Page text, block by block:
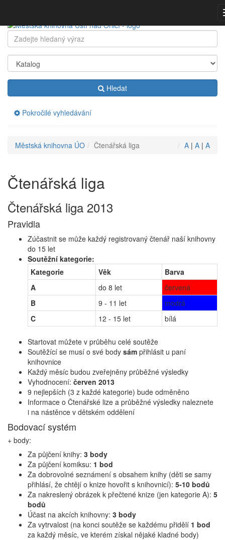
Klávesové
zkratky
tomto
webu
rozšířené
Hledat:
Hledat
Pokročilé vyhledávání
Drobečková
Městská knihovna ÚO Čtenářská liga A | A | A
Čtenářská liga
Čtenářská liga 2013
Pravidla
Zúčastnit se může každý registrovaný čtenář naší knihovny
do 15 let
Soutěžní kategorie:
Kategorie
Věk
Barva
A
do 8 let
červená
B
9 - 11 let
modrá
C
12 - 15 let bílá
Startovat můžete v průběhu celé soutěže
Soutěžící se musí o své body sám přihlásit u paní
knihovnice
Každý měsíc budou zveřejněny průběžné výsledky
Vyhodnocení: červen 2013
9 nejlepších (3 z každé kategorie) bude odměněno
Informace o Čtenářské lize a průběžné výsledky naleznete
i na nástěnce v dětském oddělení
Bodovací systém
+ body:
Za půjčení knihy: 3 body
Za půjčení komiksu: 1 bod
Za dobrovolné seznámení s obsahem knihy (děti se samy
přihlásí, že chtějí o knize hovořit s knihovnicí): 5-10 bodů
Za nakreslený obrázek k přečtené knize (jen kategorie A): 5
bodů
Účast na akcích knihovny: 3 body
Za vytrvalost (na konci soutěže se každému přidělí 1 bod
za každý měsíc, ve kterém získal nějaké kladné body)